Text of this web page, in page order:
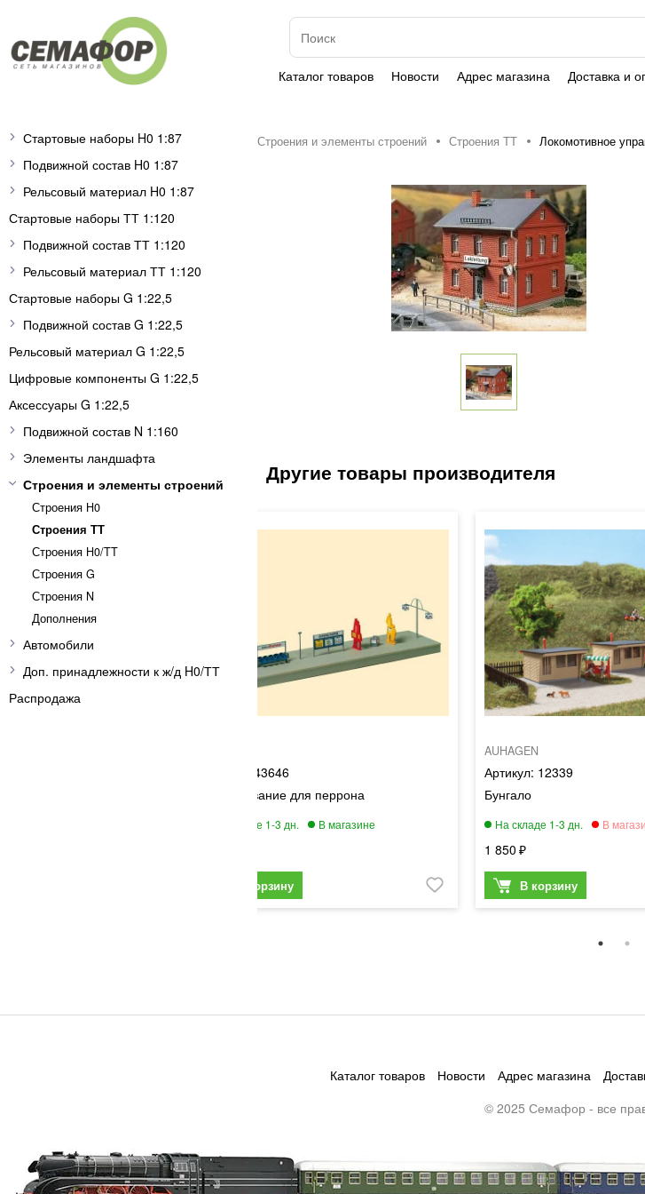
Каталог товаров Новости Адрес магазина Доставка и
Стартовые наборы H0 1:87
Подвижной состав H0 1:87
Рельсовый материал H0 1:87
Стартовые наборы ТТ 1:120
Подвижной состав ТТ 1:120
Рельсовый материал ТТ 1:120
Стартовые наборы G 1:22,5
Подвижной состав G 1:22,5
Рельсовый материал G 1:22,5
Цифровые компоненты G 1:22,5
Аксессуары G 1:22,5
Подвижной состав N 1:160
Элементы ландшафта
Строения и элементы строений
Строения H0
Строения ТТ
Строения H0/TT
Строения G
Строения N
Дополнения
Автомобили
Доп. принадлежности к ж/д H0/ТТ
Распродажа
Строения и элементы строений Строения ТТ Локомотивное
43646
Оборудование для перрона
AUHAGEN
12339
Бунгало
1 850
Каталог товаров Новости Адрес магазина
© 2025 Семафор - все